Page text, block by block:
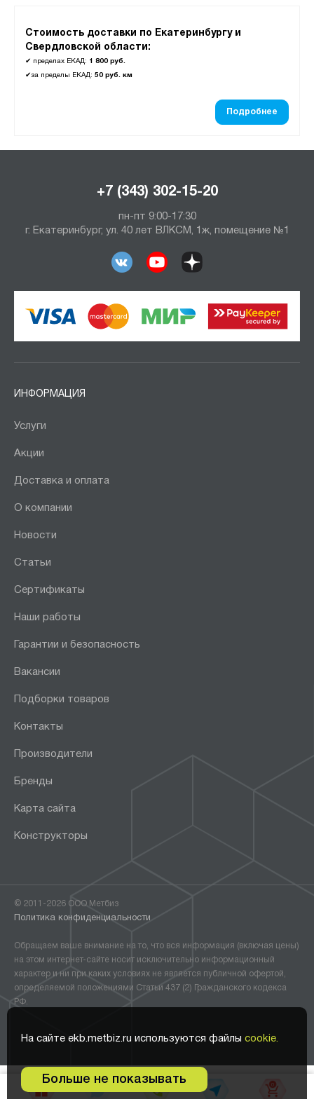
0
Стоимость доставки по Екатеринбургу и
Свердловской области:
✔ пределах ЕКАД: 1 800 руб.
✔за пределы ЕКАД: 50 руб. км
Подробнее
На сайте ekb.metbiz.ru используются файлы cookie.
Больше не показывать
+7 (343) 302-15-20
пн-пт 9:00-17:30
г. Екатеринбург, ул. 40 лет ВЛКСМ, 1ж, помещение №1
ИНФОРМАЦИЯ
Услуги
Акции
Доставка и оплата
О компании
Новости
Статьи
Сертификаты
Наши работы
Гарантии и безопасность
Вакансии
Подборки товаров
Контакты
Производители
Бренды
Карта сайта
Конструкторы
© 2011-2026 ООО Метбиз
Политика конфиденциальности
Обращаем ваше внимание на то, что вся информация (включая цены)
на этом интернет-сайте носит исключительно информационный
характер и ни при каких условиях не является публичной офертой,
определяемой положениями Статьи 437 (2) Гражданского кодекса
РФ.